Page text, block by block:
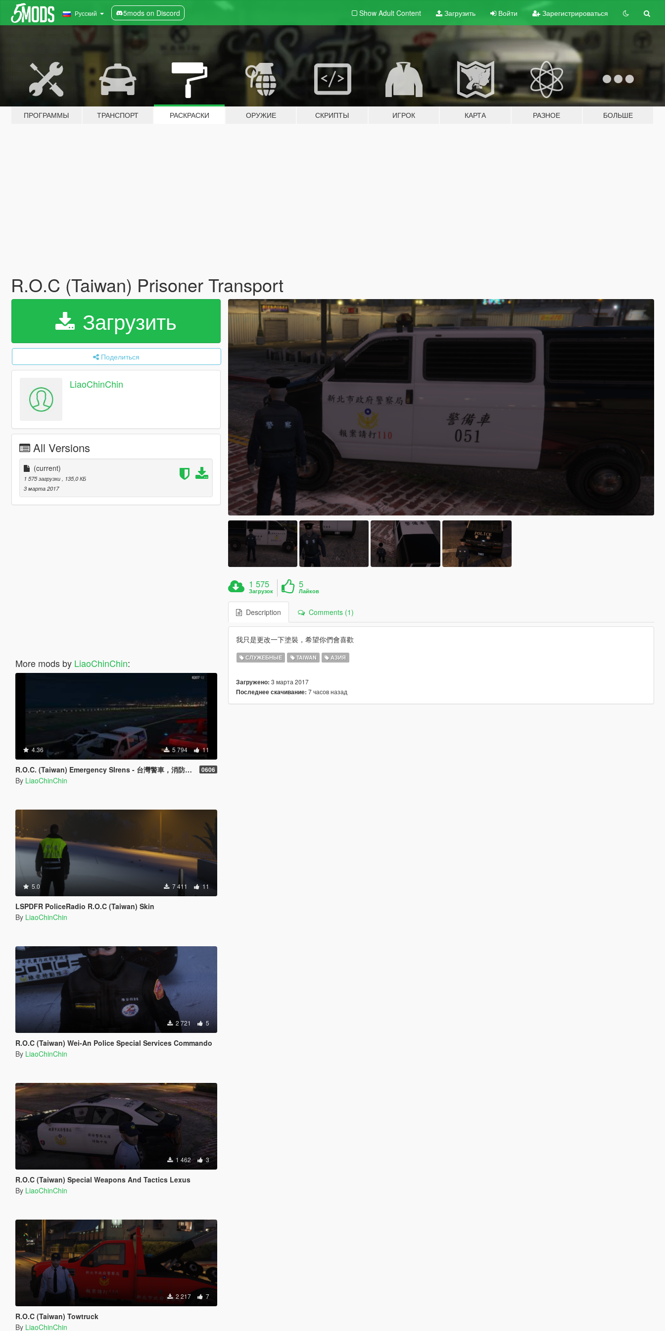
Русский 5mods on Discord Show Adult Content Загрузить Войти Зарегистрироваться
ПРОГРАММЫ ТРАНСПОРТ РАСКРАСКИ ОРУЖИЕ СКРИПТЫ ИГРОК КАРТА РАЗНОЕ БОЛЬШЕ
R.O.C (Taiwan) Prisoner Transport
Загрузить
Поделиться
LiaoChinChin
All Versions
(current)
1 575 загрузки
, 135,0 КБ
3 марта 2017
More mods by LiaoChinChin:
4.36 5 794 11
R.O.C. (Taiwan) Emergency SIrens - 台灣警車，消防車，救護車，警用機車相關警笛 0606
By LiaoChinChin
5.0 7 411 11
LSPDFR PoliceRadio R.O.C (Taiwan) Skin
By LiaoChinChin
2 721 5
R.O.C (Taiwan) Wei-An Police Special Services Commando
By LiaoChinChin
1 462 3
R.O.C (Taiwan) Special Weapons And Tactics Lexus
By LiaoChinChin
2 217 7
R.O.C (Taiwan) Towtruck
By LiaoChinChin
1 575
Загрузок
5
Лайков
Description Comments (1)
我只是更改一下塗裝，希望你們會喜歡
СЛУЖЕБНЫЕ TAIWAN АЗИЯ
Загружено: 3 марта 2017
Последнее скачивание: 7 часов назад